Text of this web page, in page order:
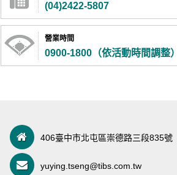
(04)2422-5807
營業時間
0900-1800（依活動時間調整）
406臺中市北屯區崇德路三段835號
yuying.tseng@tibs.com.tw